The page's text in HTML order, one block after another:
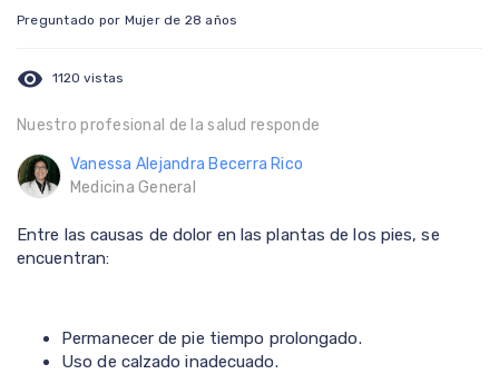
Preguntado por Mujer de 28 años
visibility 1120 vistas
Nuestro profesional de la salud responde
Vanessa Alejandra Becerra Rico
Medicina General
Entre las causas de dolor en las plantas de los pies, se
encuentran:
Permanecer de pie tiempo prolongado.
Uso de calzado inadecuado.